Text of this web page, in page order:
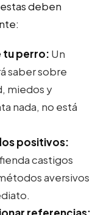
deben
tu perro: Un
saber sobre
miedos y
nada, no está
positivos:
castigos
aversivos